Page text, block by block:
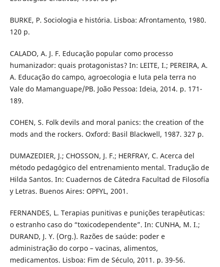
BURKE, P. Sociologia e história. Lisboa: Afrontamento, 1980.
120 p.
CALADO, A. J. F. Educação popular como processo
humanizador: quais protagonistas? In: LEITE, I.; PEREIRA, A.
A. Educação do campo, agroecologia e luta pela terra no
Vale do Mamanguape/PB. João Pessoa: Ideia, 2014. p. 171-
189.
COHEN, S. Folk devils and moral panics: the creation of the
mods and the rockers. Oxford: Basil Blackwell, 1987. 327 p.
DUMAZEDIER, J.; CHOSSON, J. F.; HERFRAY, C. Acerca del
método pedagógico del entrenamiento mental. Tradução de
Hilda Santos. In: Cuadernos de Cátedra Facultad de Filosofía
y Letras. Buenos Aires: OPFYL, 2001.
FERNANDES, L. Terapias punitivas e punições terapêuticas:
o estranho caso do “toxicodependente”. In: CUNHA, M. I.;
DURAND, J. Y. (Org.). Razões de saúde: poder e
administração do corpo – vacinas, alimentos,
medicamentos. Lisboa: Fim de Século, 2011. p. 39-56.